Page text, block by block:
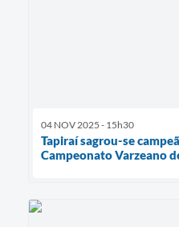
04 NOV 2025 - 15h30
Tapiraí sagrou-se
Campeonato Varzeano